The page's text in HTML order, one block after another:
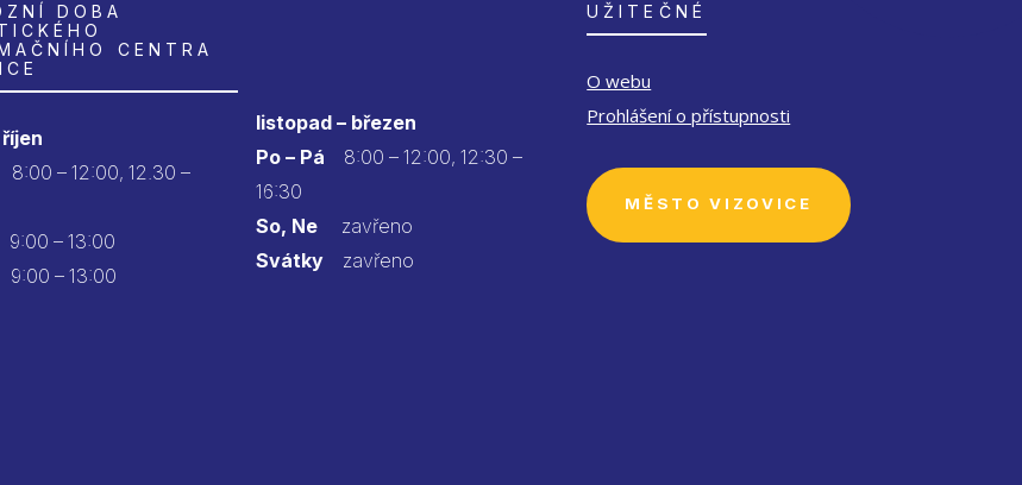
DOBA
CENTRA
8:00 – 12:00, 12.30 –
– 13:00
– 13:00
listopad – březen
Po – Pá 8:00 – 12:00, 12:30 –
16:30
So, Nezavřeno
Svátkyzavřeno
UŽITEČNÉ
O webu
Prohlášení o přístupnosti
MĚSTO VIZOVICE